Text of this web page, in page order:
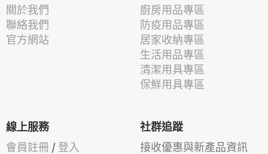
關於我們
聯絡我們
官方網站
廚房用品專區
防疫用品專區
居家收納專區
生活用品專區
清潔用具專區
保鮮用具專區
線上服務
會員註冊 / 登入
社群追蹤
接收優惠與新產品資訊